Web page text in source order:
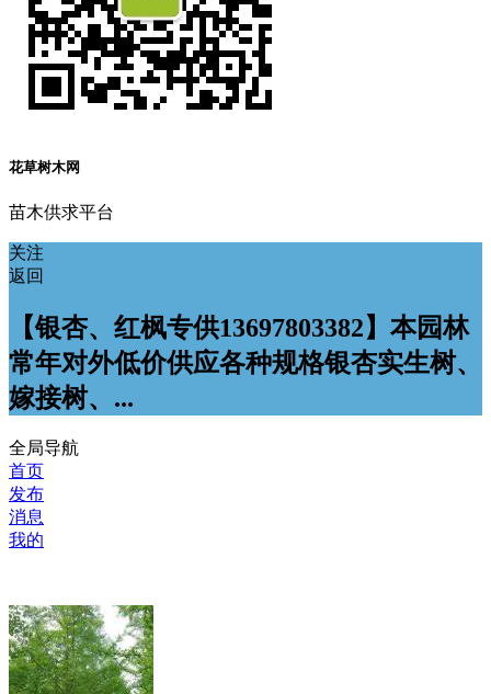
花草树木网
苗木供求平台
关注
返回
【银杏、红枫专供13697803382】本园林
常年对外低价供应各种规格银杏实生树、
嫁接树、...
全局导航
首页
发布
消息
我的